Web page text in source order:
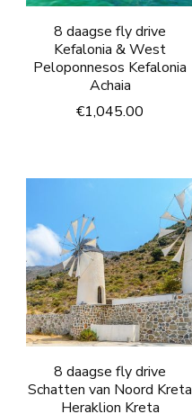
8 daagse fly drive
Kefalonia & West
Peloponnesos Kefalonia
Achaia
€1,045.00
8 daagse fly drive
Schatten van Noord Kreta
Heraklion Kreta